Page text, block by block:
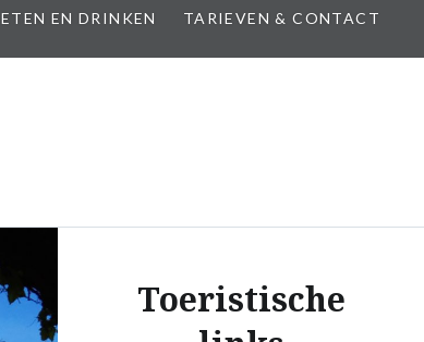
ETEN EN DRINKEN TARIEVEN & CONTACT
Toeristische